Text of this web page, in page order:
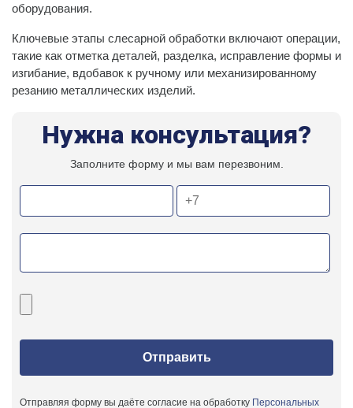
оборудования.
Ключевые этапы слесарной обработки включают операции,
такие как отметка деталей, разделка, исправление формы и
изгибание, вдобавок к ручному или механизированному
резанию металлических изделий.
Нужна консультация?
Заполните форму и мы вам перезвоним.
Отправляя форму вы даёте согласие на обработку Персональных